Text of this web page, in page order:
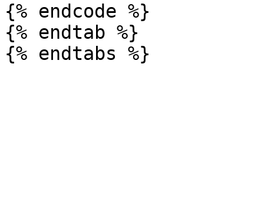
{% endcode %}
{% endtab %}